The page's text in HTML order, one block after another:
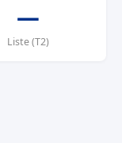
—
Liste (T2)